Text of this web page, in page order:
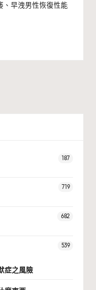
、早洩男性恢復性能
187
719
682
539
症之風險